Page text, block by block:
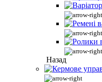
Назад